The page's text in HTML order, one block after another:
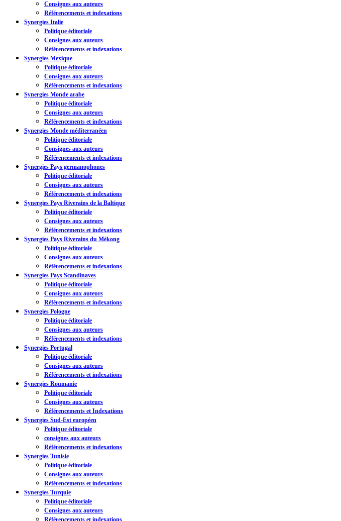
Consignes aux auteurs
Référencements et indexations
Synergies Italie
Politique éditoriale
Consignes aux auteurs
Référencements et indexations
Synergies Mexique
Politique éditoriale
Consignes aux auteurs
Référencements et indexations
Synergies Monde arabe
Politique éditoriale
Consignes aux auteurs
Référencements et indexations
Synergies Monde méditerranéen
Politique éditoriale
Consignes aux auteurs
Référencements et indexations
Synergies Pays germanophones
Politique éditoriale
Consignes aux auteurs
Référencements et indexations
Synergies Pays Riverains de la Baltique
Politique éditoriale
Consignes aux auteurs
Référencements et indexations
Synergies Pays Riverains du Mékong
Politique éditoriale
Consignes aux auteurs
Référencements et indexations
Synergies Pays Scandinaves
Politique éditoriale
Consignes aux auteurs
Référencements et indexations
Synergies Pologne
Politique éditoriale
Consignes aux auteurs
Référencements et indexations
Synergies Portugal
Politique éditoriale
Consignes aux auteurs
Référencements et indexations
Synergies Roumanie
Politique éditoriale
Consignes aux auteurs
Référencements et Indexations
Synergies Sud-Est européen
Politique éditoriale
consignes aux auteurs
Référencements et indexations
Synergies Tunisie
Politique éditoriale
Consignes aux auteurs
Référencements et indexations
Synergies Turquie
Politique éditoriale
Consignes aux auteurs
Référencements et indexations